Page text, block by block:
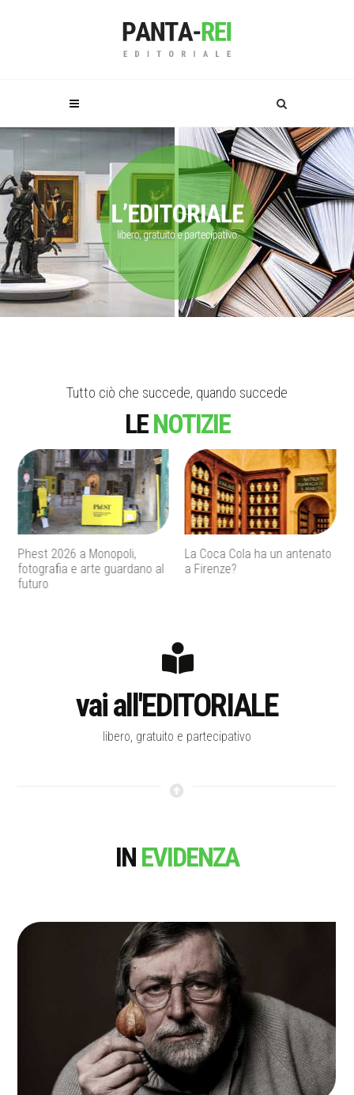
Tutto ciò che succede, quando succede
LENOTIZIE
La Coca Cola ha un antenato
a Firenze?
Agenti IA e sicurezza, quando
l’autonomia diventa un
vai all'EDITORIALE
libero, gratuito e partecipativo
IN EVIDENZA